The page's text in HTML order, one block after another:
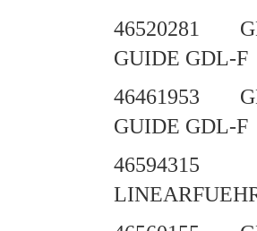
46520281
GUIDE
46461953
GUIDE